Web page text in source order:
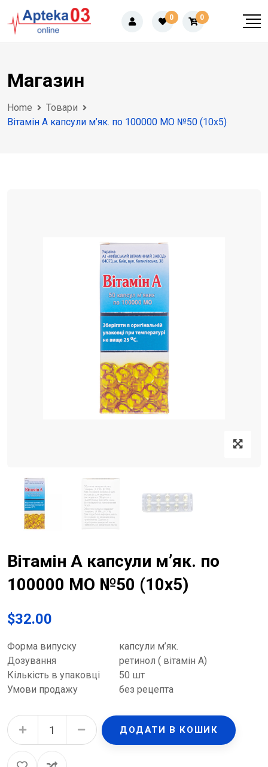
to
content
0 0
Магазин
Home
Товари
Вітамін А капсули м’як. по 100000 МО №50 (10х5)
Вітамін А капсули м’як. по
100000 МО №50 (10х5)
$32.00
Форма випуску
капсули м’як.
Дозування
ретинол ( вітамін А)
Кількість в упаковці
50 шт
Умови продажу
без рецепта
Вітамін А капсули м'як. по 100000 МО №50 (10х5) quantity
ДОДАТИ В КОШИК